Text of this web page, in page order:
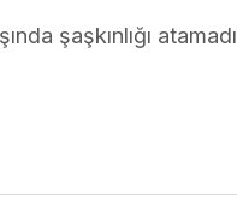
şaşkınlığı atamadı